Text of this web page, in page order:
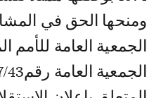
ومنحها الحق في
الجمعية العامة للأمم